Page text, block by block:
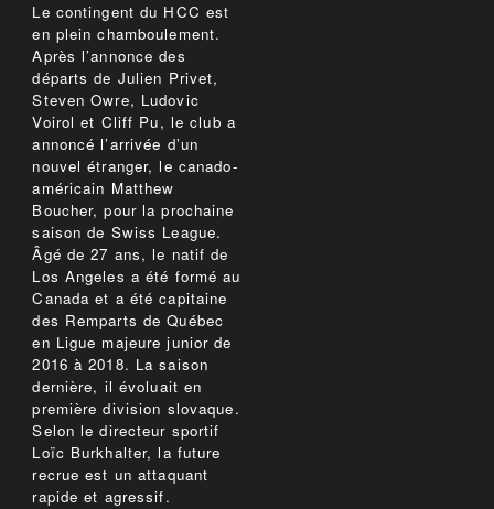
Le contingent du HCC est
en plein chamboulement.
Après l’annonce des
départs de Julien Privet,
Steven Owre, Ludovic
Voirol et Cliff Pu, le club a
annoncé l’arrivée d’un
nouvel étranger, le canado-
américain Matthew
Boucher, pour la prochaine
saison de Swiss League.
Âgé de 27 ans, le natif de
Los Angeles a été formé au
Canada et a été capitaine
des Remparts de Québec
en Ligue majeure junior de
2016 à 2018. La saison
dernière, il évoluait en
première division slovaque.
Selon le directeur sportif
Loïc Burkhalter, la future
recrue est un attaquant
rapide et agressif.